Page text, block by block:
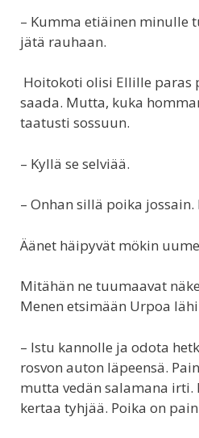
– Kumma etiäinen minulle
jätä rauhaan.
Hoitokoti olisi Ellille paras
saada. Mutta, kuka
taatusti sossuun.
– Kyllä se selviää.
– Onhan sillä poika
Äänet häipyvät mökin
Mitähän ne tuumaavat
Menen etsimään Urpoa
– Istu kannolle ja odota
rosvon auton läpeensä.
mutta vedän salamana
kertaa tyhjää. Poika on